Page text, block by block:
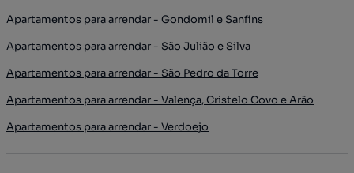
Apartamentos para arrendar - Gondomil e Sanfins
Apartamentos para arrendar - São Julião e Silva
Apartamentos para arrendar - São Pedro da Torre
Apartamentos para arrendar - Valença, Cristelo Covo e Arão
Apartamentos para arrendar - Verdoejo